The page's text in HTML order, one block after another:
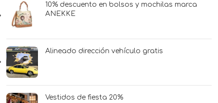
10% descuento en bolsos y mochilas marca
ANEKKE
Alineado dirección vehículo gratis
Vestidos de fiesta 20%